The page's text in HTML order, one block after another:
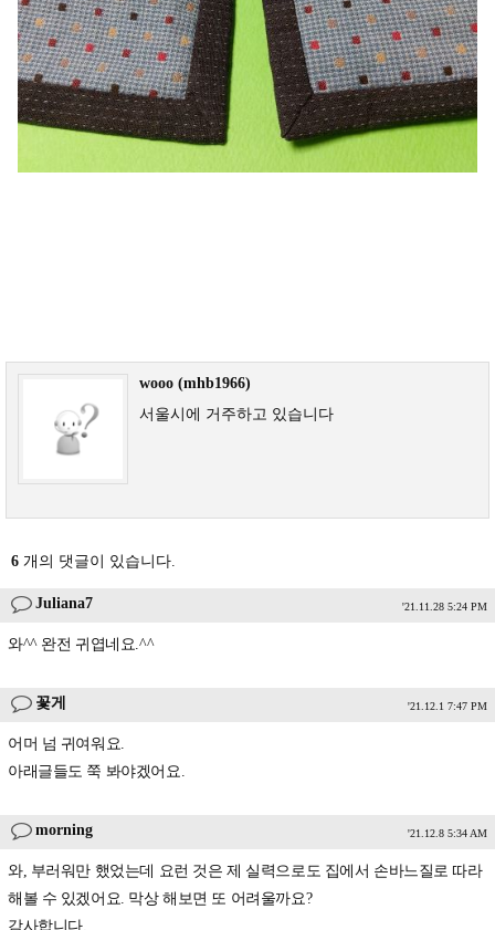
wooo (mhb1966)
서울시에 거주하고 있습니다
6 개의 댓글이 있습니다.
Juliana7 '21.11.28 5:24 PM
와^^ 완전 귀엽네요.^^
꽃게 '21.12.1 7:47 PM
어머 넘 귀여워요.
아래글들도 쭉 봐야겠어요.
morning '21.12.8 5:34 AM
와, 부러워만 했었는데 요런 것은 제 실력으로도 집에서 손바느질로 따라
해볼 수 있겠어요. 막상 해보면 또 어려울까요?
감사합니다.